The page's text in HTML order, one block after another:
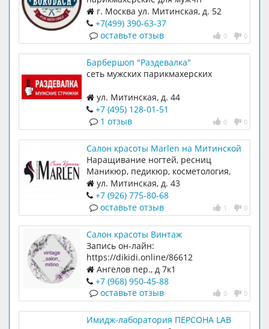
г. Москва ул. Митинская, д. 52
+7(499) 390-63-37
0 0
оставьте отзыв
Барбершоп "Раздевалка"
сеть мужских парикмахерских
ул. Митинская, д. 44
+7 (495) 128-01-51
0 0
1 отзыв
Салон красоты Marlen на Митинской
Наращивание ногтей, ресниц
Маникюр, педикюр, косметология,
подология, массаж
ул. Митинская, д. 43
+7 (926) 775-80-68
1 0
оставьте отзыв
Салон красоты Винтаж
Запись он-лайн:
https://dikidi.online/86612
Ангелов пер., д 7к1
+7 (968) 950-45-88
0 0
оставьте отзыв
Имидж-лаборатория ПЕРСОНА LAB